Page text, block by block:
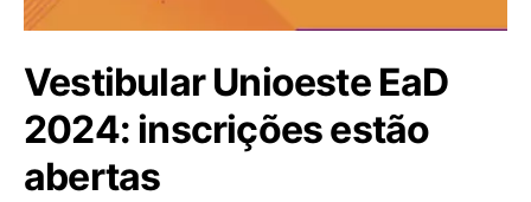
Vestibular Unioeste EaD
2024: inscrições estão
abertas